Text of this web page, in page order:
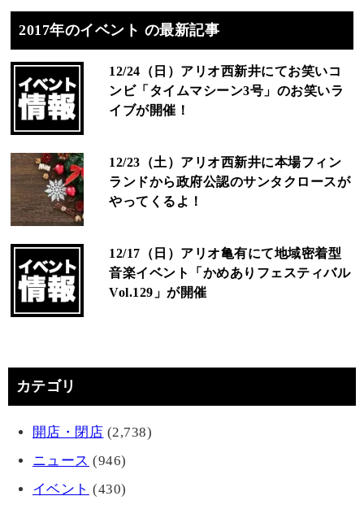
2017年のイベント の最新記事
12/24（日）アリオ西新井にてお笑いコ
ンビ「タイムマシーン3号」のお笑いラ
イブが開催！
12/23（土）アリオ西新井に本場フィン
ランドから政府公認のサンタクロースが
やってくるよ！
12/17（日）アリオ亀有にて地域密着型
音楽イベント「かめありフェスティバル
Vol.129」が開催
カテゴリ
開店・閉店 (2,738)
ニュース (946)
イベント (430)